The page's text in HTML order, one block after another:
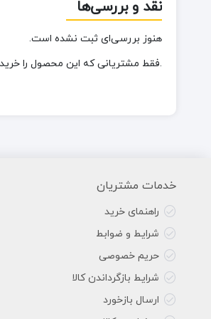
نقد و بررسی‌ها
هنوز بررسی‌ای ثبت نشده است.
.فقط مشتریانی که این محصول را
خدمات مشتریان
راهنمای خرید
شرایط و ضوابط
حریم خصوصی
شرایط بازگرداندن کالا
ارسال بازخورد